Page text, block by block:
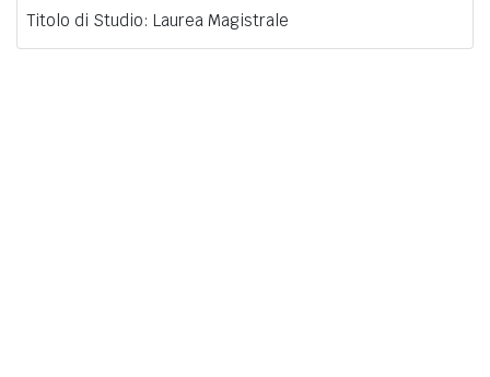
Titolo di Studio: Laurea Magistrale